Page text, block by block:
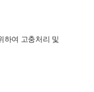
하여 고충처리 및